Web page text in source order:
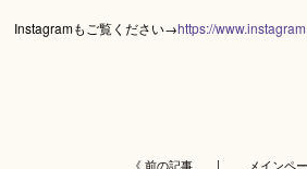
Instagramもご覧ください→https://
《 前の記事 | メインペ